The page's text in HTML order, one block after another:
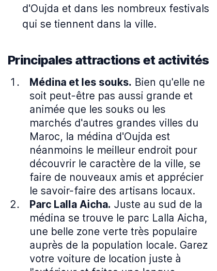
d'Oujda et dans les nombreux festivals
qui se tiennent dans la ville.
Principales attractions et activités
Médina et les souks. Bien qu'elle ne
soit peut-être pas aussi grande et
animée que les souks ou les
marchés d'autres grandes villes du
Maroc, la médina d'Oujda est
néanmoins le meilleur endroit pour
découvrir le caractère de la ville, se
faire de nouveaux amis et apprécier
le savoir-faire des artisans locaux.
Parc Lalla Aicha. Juste au sud de la
médina se trouve le parc Lalla Aicha,
une belle zone verte très populaire
auprès de la population locale. Garez
votre voiture de location juste à